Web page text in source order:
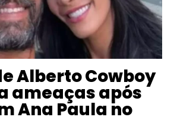
Alberto Cowboy
ameaças após
Ana Paula no